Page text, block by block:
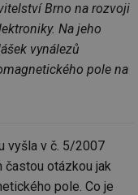
Brno na rozvoji
Na jeho
vynálezů
pole na
vyšla v č. 5/2007
otázkou jak
pole. Co je